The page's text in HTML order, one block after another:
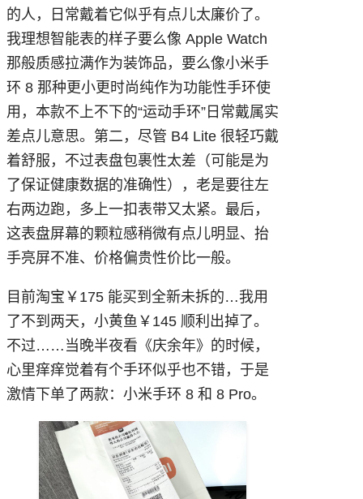
的人，日常戴着它似乎有点儿太廉价了。
我理想智能表的样子要么像 Apple Watch
那般质感拉满作为装饰品，要么像小米手
环 8 那种更小更时尚纯作为功能性手环使
用，本款不上不下的“运动手环”日常戴属实
差点儿意思。第二，尽管 B4 Lite 很轻巧戴
着舒服，不过表盘包裹性太差（可能是为
了保证健康数据的准确性），老是要往左
右两边跑，多上一扣表带又太紧。最后，
这表盘屏幕的颗粒感稍微有点儿明显、抬
手亮屏不准、价格偏贵性价比一般。
目前淘宝￥175 能买到全新未拆的…我用
了不到两天，小黄鱼￥145 顺利出掉了。
不过……当晚半夜看《庆余年》的时候，
心里痒痒觉着有个手环似乎也不错，于是
激情下单了两款：小米手环 8 和 8 Pro。